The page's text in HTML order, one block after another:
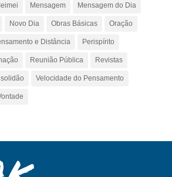
Mensagem Mensagem do Dia
Novo Dia Obras Básicas Oração
e Distância Perispírito
Reunião Pública Revistas
solidão Velocidade do Pensamento